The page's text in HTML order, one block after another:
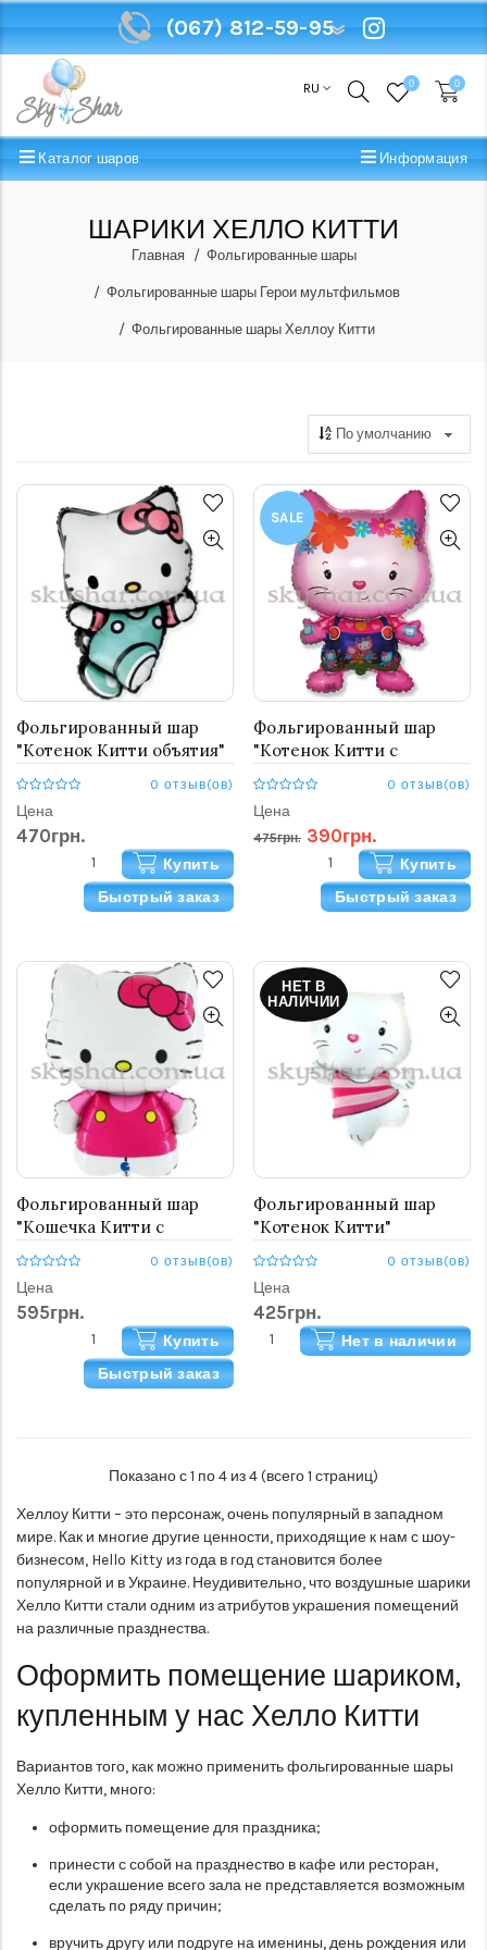
(067) 812-59-95
RU 0 0
Каталог шаров Информация
ШАРИКИ ХЕЛЛО КИТТИ
Главная Фольгированные шары
Фольгированные шары Герои мультфильмов
Фольгированные шары Хеллоу Китти
Фольгированный шар
"Котенок Китти объятия"
(Hello Kitty)
0 отзыв(ов)
Цена
470грн.
Купить
Быстрый заказ
SALE
Фольгированный шар
"Котенок Китти с
друзьями"
0 отзыв(ов)
Цена
475грн. 390грн.
Купить
Быстрый заказ
Фольгированный шар
"Кошечка Китти с
бантом" (Hello Kitty)
0 отзыв(ов)
Цена
595грн.
Купить
Быстрый заказ
НЕТ В
НАЛИЧИИ
Фольгированный шар
"Котенок Китти"
0 отзыв(ов)
Цена
425грн.
Нет в наличии
Показано с 1 по 4 из 4 (всего 1 страниц)
Хеллоу Китти – это персонаж, очень популярный в западном
мире. Как и многие другие ценности, приходящие к нам с шоу-
бизнесом, Hello Kitty из года в год становится более
популярной и в Украине. Неудивительно, что воздушные шарики
Хелло Китти стали одним из атрибутов украшения помещений
на различные празднества.
Оформить помещение шариком,
купленным у нас Хелло Китти
Вариантов того, как можно применить фольгированные шары
Хелло Китти, много:
оформить помещение для праздника;
принести с собой на празднество в кафе или ресторан,
если украшение всего зала не представляется возможным
сделать по ряду причин;
вручить другу или подруге на именины, день рождения или